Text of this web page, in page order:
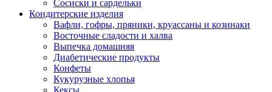
Сосиски и сардельки
Кондитерские изделия
Вафли, гофры, пряники, круассаны и козинаки
Восточные сладости и халва
Выпечка домашняя
Диабетические продукты
Конфеты
Кукурузные хлопья
Кексы